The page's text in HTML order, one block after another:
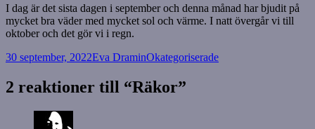
I dag är det sista dagen i september och denna månad har bjudit på
mycket bra väder med mycket sol och värme. I natt övergår vi till
oktober och det gör vi i regn.
Postat
30 september, 2022Författare
Eva DraminKategorier
Okategoriserade
2 reaktioner till “Räkor”